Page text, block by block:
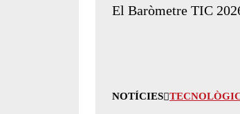
El Baròmetre TIC
NOTÍCIES